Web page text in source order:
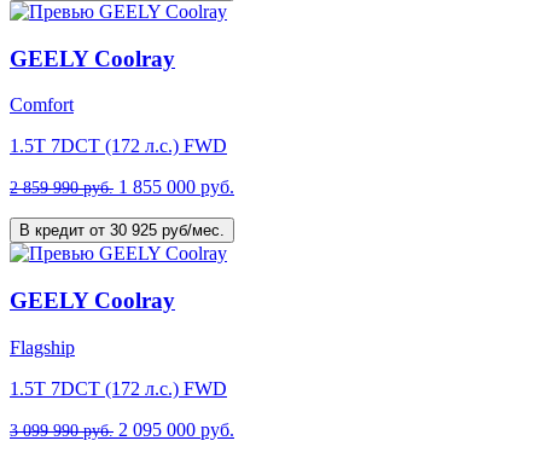
GEELY Coolray
Comfort
1.5T 7DCT (172 л.с.) FWD
2 859 990 руб. 1 855 000 руб.
В кредит от 30 925 руб/мес.
GEELY Coolray
Flagship
1.5T 7DCT (172 л.с.) FWD
3 099 990 руб. 2 095 000 руб.